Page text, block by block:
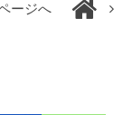
ージへ